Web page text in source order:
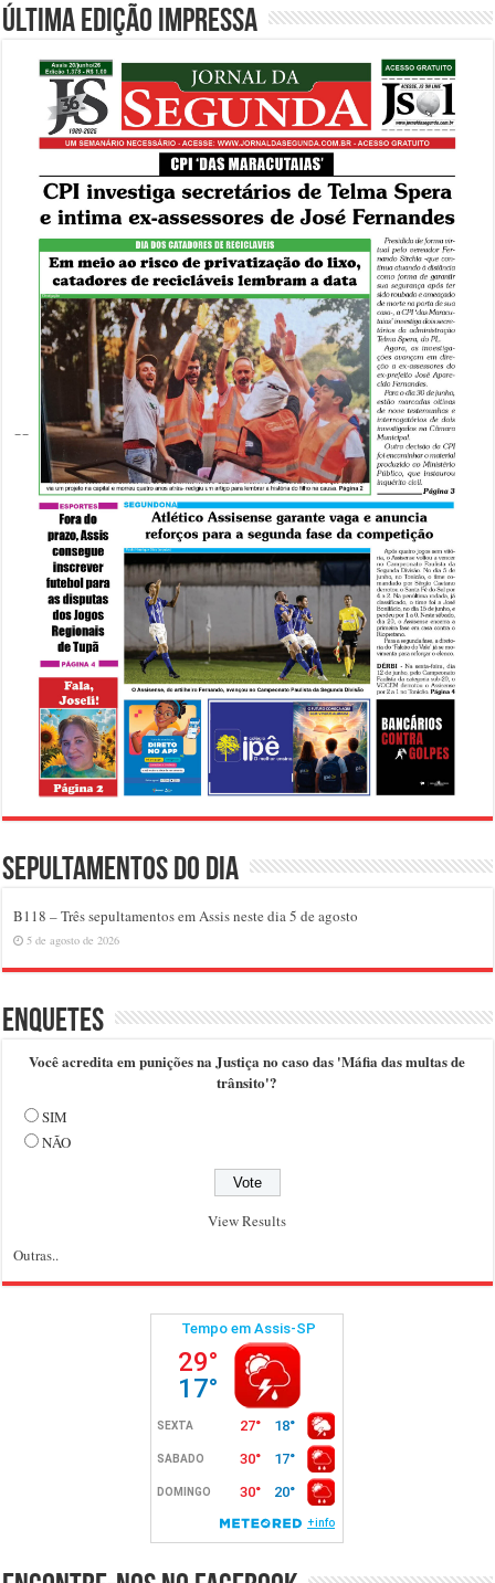
Última edição impressa
Sepultamentos do dia
B118 – Três sepultamentos em Assis neste dia 5 de agosto
5 de agosto de 2026
Enquetes
Você acredita em punições na Justiça no caso das 'Máfia das multas de
trânsito'?
SIM
NÃO
View Results
Outras..